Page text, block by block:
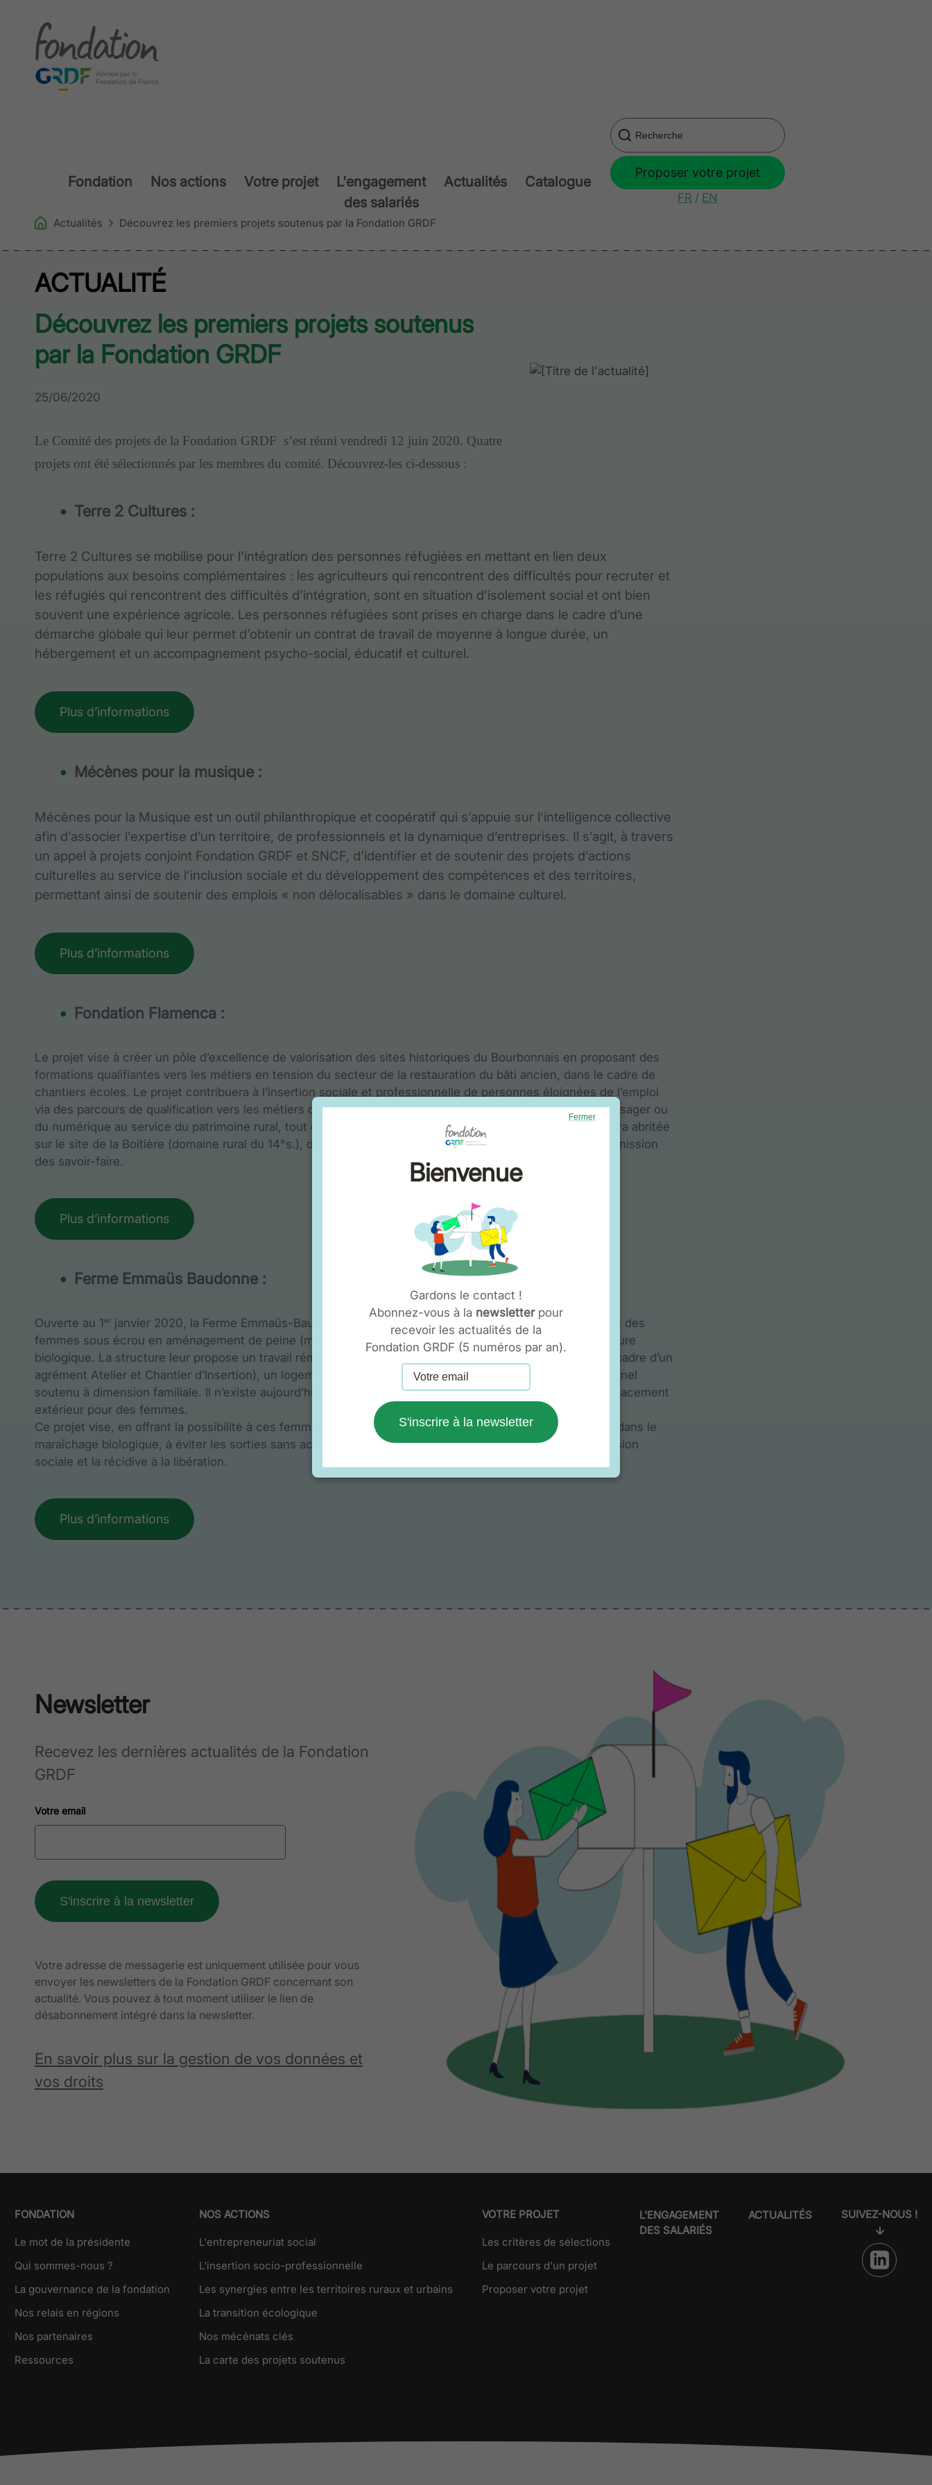
Fondation Nos actions Votre projet
L'engagement
des salariés
Actualités Catalogue
Proposer votre projet
FR / EN
Actualités Découvrez les premiers projets soutenus par la Fondation GRDF
ACTUALITÉ
Découvrez les premiers projets soutenus
par la Fondation GRDF
25/06/2020
Le Comité des projets de la Fondation GRDF s’est réuni vendredi 12 juin 2020. Quatre
projets ont été sélectionnés par les membres du comité. Découvrez-les ci-dessous :
Terre 2 Cultures :
Terre 2 Cultures se mobilise pour l’intégration des personnes réfugiées en mettant en lien deux
populations aux besoins complémentaires : les agriculteurs qui rencontrent des difficultés pour recruter et
les réfugiés qui rencontrent des difficultés d’intégration, sont en situation d’isolement social et ont bien
souvent une expérience agricole. Les personnes réfugiées sont prises en charge dans le cadre d’une
démarche globale qui leur permet d’obtenir un contrat de travail de moyenne à longue durée, un
hébergement et un accompagnement psycho-social, éducatif et culturel.
Plus d’informations
Mécènes pour la musique :
Mécènes pour la Musique est un outil philanthropique et coopératif qui s’appuie sur l’intelligence collective
afin d’associer l’expertise d’un territoire, de professionnels et la dynamique d’entreprises. Il s’agit, à travers
un appel à projets conjoint Fondation GRDF et SNCF, d’identifier et de soutenir des projets d’actions
culturelles au service de l’inclusion sociale et du développement des compétences et des territoires,
permettant ainsi de soutenir des emplois « non délocalisables » dans le domaine culturel.
Plus d’informations
Fondation Flamenca :
Le projet vise à créer un pôle d’excellence de valorisation des sites historiques du Bourbonnais en proposant des
formations qualifiantes vers les métiers en tension du secteur de la restauration du bâti ancien, dans le cadre de
chantiers écoles. Le projet contribuera à l’insertion sociale et professionnelle de personnes éloignées de l’emploi
via des parcours de qualification vers les métiers de la restauration du bâti ancien, de l’environnement paysager ou
du numérique au service du patrimoine rural, tout en accroissant l’attractivité́ du territoire. La structure sera abritée
sur le site de la Boitière (domaine rural du 14°s.), dont la restauration servira de premier support à la transmission
des savoir-faire.
Plus d’informations
Ferme Emmaüs Baudonne :
Ouverte au 1 er
janvier 2020, la Ferme Emmaüs-Baudonne est à la fois une structure d’insertion, accueillant des
femmes sous écrou en aménagement de peine (mesure de placement extérieur) et une ferme en agriculture
biologique. La structure leur propose un travail rémunéré (contrat à durée déterminée d’insertion dans le cadre d’un
agrément Atelier et Chantier d’Insertion), un logement individuel et un accompagnement socio-professionnel
soutenu à dimension familiale. Il n’existe aujourd’hui aucune solution de peine alternative sous forme de placement
extérieur pour des femmes.
Ce projet vise, en offrant la possibilité à ces femmes d’intégrer une formation professionnelle diplômante dans le
maraîchage biologique, à éviter les sorties sans accompagnement, lutter plus efficacement contre l’exclusion
sociale et la récidive à la libération.
Plus d’informations
Newsletter
Recevez les dernières actualités de la Fondation
GRDF
Votre email
Votre adresse de messagerie est uniquement utilisée pour vous
envoyer les newsletters de la Fondation GRDF concernant son
actualité. Vous pouvez à tout moment utiliser le lien de
désabonnement intégré dans la newsletter.
En savoir plus sur la gestion de vos données et
vos droits
FONDATION
Le mot de la présidente
Qui sommes-nous ?
La gouvernance de la fondation
Nos relais en régions
Nos partenaires
Ressources
NOS ACTIONS
L'entrepreneuriat social
L'insertion socio-professionnelle
Les synergies entre les territoires ruraux et urbains
La transition écologique
Nos mécénats clés
La carte des projets soutenus
VOTRE PROJET
Les critères de sélections
Le parcours d'un projet
Proposer votre projet
L'ENGAGEMENT
DES SALARIÉS
ACTUALITÉS SUIVEZ-NOUS !
Fermer
Bienvenue
Gardons le contact !
Abonnez-vous à la newsletterpour
recevoir les actualités de la
Fondation GRDF (5 numéros par an).
S'inscrire à la newsletter